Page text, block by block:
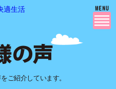
適生活
ご紹介しています。